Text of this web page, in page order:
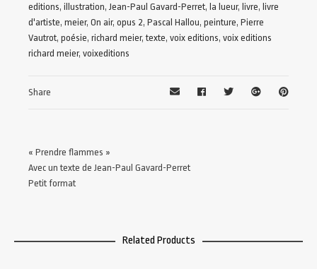
editions, illustration, Jean-Paul Gavard-Perret, la lueur, livre, livre
d'artiste, meier, On air, opus 2, Pascal Hallou, peinture, Pierre
Vautrot, poésie, richard meier,texte, voix editions, voix editions
richard meier, voixeditions
Share
« Prendre flammes »
Avec un texte de Jean-Paul Gavard-Perret
Petit format
Related Products